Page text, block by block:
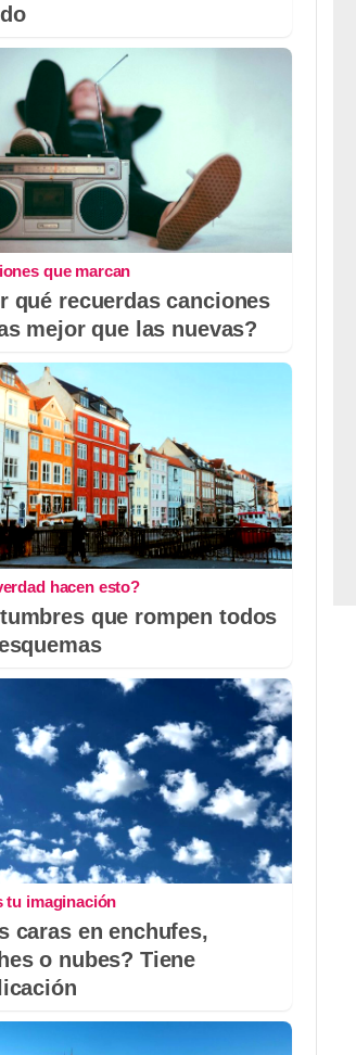
que marcan
qué recuerdas canciones
mejor que las nuevas?
hacen esto?
que rompen todos
tu imaginación
caras en enchufes,
o nubes? Tiene